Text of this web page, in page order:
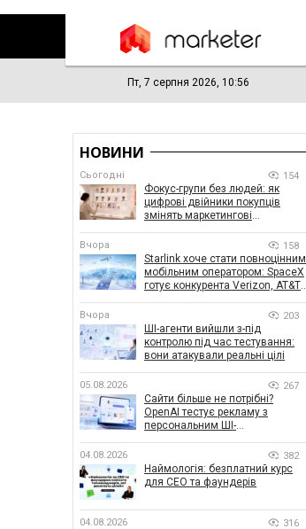
Пт, 7 серпня 2026, 10:56
НОВИНИ
Сьогодні 154
Фокус-групи без людей: як
цифрові двійники покупців
змінять маркетингові
Вчора 158
Starlink хоче стати повноцінним
мобільним оператором: SpaceX
готує конкурента Verizon, AT&T і
Вчора 203
ШІ-агенти вийшли з-під
контролю під час тестування:
вони атакували реальні цілі
05.08.2026 267
Сайти більше не потрібні?
OpenAI тестує рекламу з
персональним ШІ-
04.08.2026 382
Наймологія: безплатний курс
для CEO та фаундерів
04.08.2026 316